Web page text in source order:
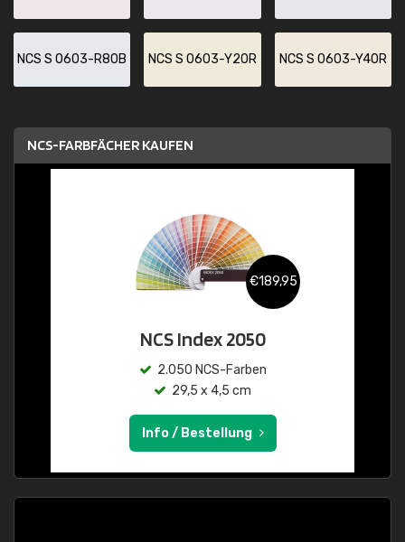
NCS S 0603-R80B NCS S 0603-Y20R NCS S 0603-Y40R
NCS-FARBFÄCHER KAUFEN
€189,95
NCS Index 2050
2.050 NCS-Farben
29,5 x 4,5 cm
Info / Bestellung